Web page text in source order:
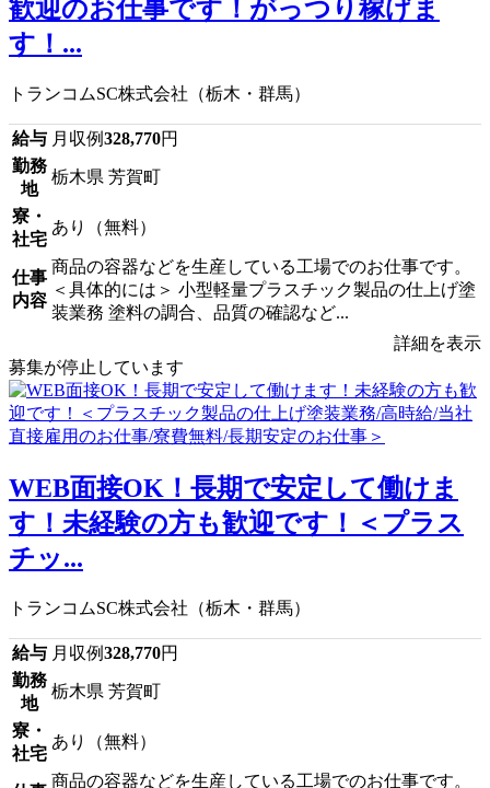
歓迎のお仕事です！がっつり稼げま
す！...
トランコムSC株式会社（栃木・群馬）
給与 月収例328,770円
勤務
地
栃木県 芳賀町
寮・
社宅
あり（無料）
仕事
内容
商品の容器などを生産している工場でのお仕事です。
＜具体的には＞ 小型軽量プラスチック製品の仕上げ塗
装業務 塗料の調合、品質の確認など...
詳細を表示
募集が停止しています
WEB面接OK！長期で安定して働けま
す！未経験の方も歓迎です！＜プラス
チッ...
トランコムSC株式会社（栃木・群馬）
給与 月収例328,770円
勤務
地
栃木県 芳賀町
寮・
社宅
あり（無料）
商品の容器などを生産している工場でのお仕事です。